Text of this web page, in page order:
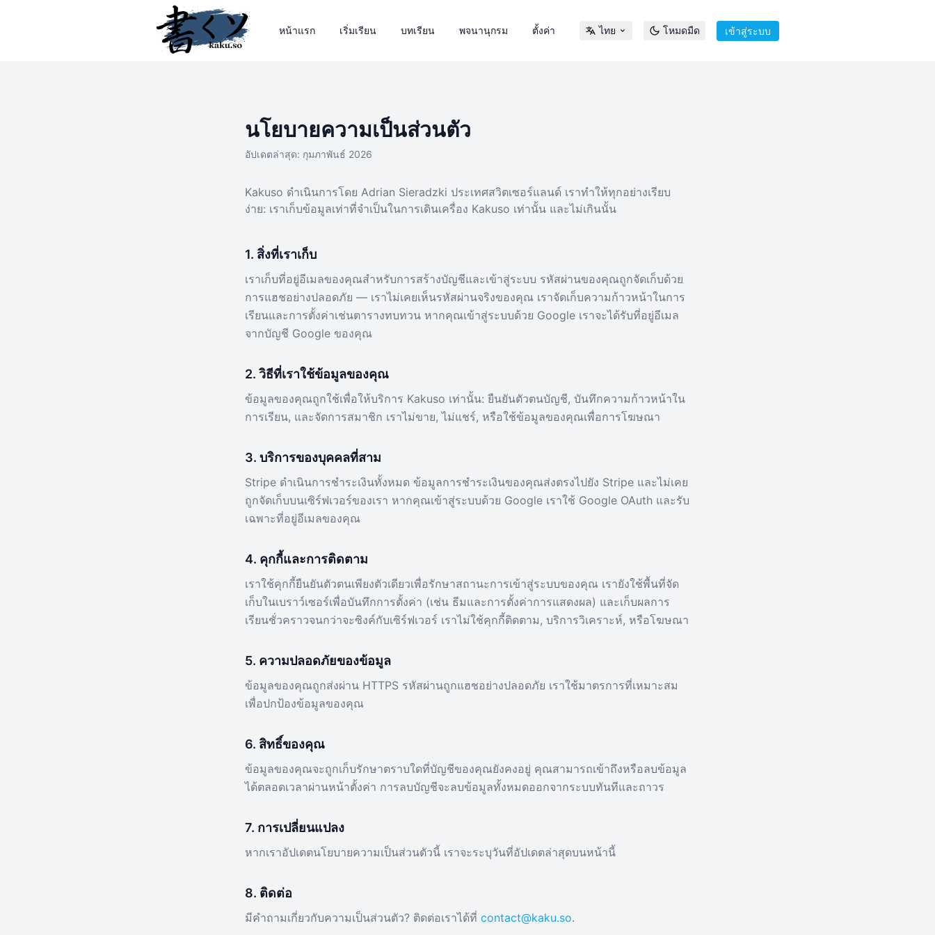
หน้าแรก เริ่มเรียน บทเรียน พจนานุกรม ตั้งค่า ไทย โหมดมืด เข้าสู่ระบบ
นโยบายความเป็นส่วนตัว
อัปเดตล่าสุด: กุมภาพันธ์ 2026
Kakuso ดำเนินการโดย Adrian Sieradzki ประเทศสวิตเซอร์แลนด์ เราทำให้ทุกอย่างเรียบ
ง่าย: เราเก็บข้อมูลเท่าที่จำเป็นในการเดินเครื่อง Kakuso เท่านั้น และไม่เกินนั้น
1. สิ่งที่เราเก็บ
เราเก็บที่อยู่อีเมลของคุณสำหรับการสร้างบัญชีและเข้าสู่ระบบ รหัสผ่านของคุณถูกจัดเก็บด้วย
การแฮชอย่างปลอดภัย — เราไม่เคยเห็นรหัสผ่านจริงของคุณ เราจัดเก็บความก้าวหน้าในการ
เรียนและการตั้งค่าเช่นตารางทบทวน หากคุณเข้าสู่ระบบด้วย Google เราจะได้รับที่อยู่อีเมล
จากบัญชี Google ของคุณ
2. วิธีที่เราใช้ข้อมูลของคุณ
ข้อมูลของคุณถูกใช้เพื่อให้บริการ Kakuso เท่านั้น: ยืนยันตัวตนบัญชี, บันทึกความก้าวหน้าใน
การเรียน, และจัดการสมาชิก เราไม่ขาย, ไม่แชร์, หรือใช้ข้อมูลของคุณเพื่อการโฆษณา
3. บริการของบุคคลที่สาม
Stripe ดำเนินการชำระเงินทั้งหมด ข้อมูลการชำระเงินของคุณส่งตรงไปยัง Stripe และไม่เคย
ถูกจัดเก็บบนเซิร์ฟเวอร์ของเรา หากคุณเข้าสู่ระบบด้วย Google เราใช้ Google OAuth และรับ
เฉพาะที่อยู่อีเมลของคุณ
4. คุกกี้และการติดตาม
เราใช้คุกกี้ยืนยันตัวตนเพียงตัวเดียวเพื่อรักษาสถานะการเข้าสู่ระบบของคุณ เรายังใช้พื้นที่จัด
เก็บในเบราว์เซอร์เพื่อบันทึกการตั้งค่า (เช่น ธีมและการตั้งค่าการแสดงผล) และเก็บผลการ
เรียนชั่วคราวจนกว่าจะซิงค์กับเซิร์ฟเวอร์ เราไม่ใช้คุกกี้ติดตาม, บริการวิเคราะห์, หรือโฆษณา
5. ความปลอดภัยของข้อมูล
ข้อมูลของคุณถูกส่งผ่าน HTTPS รหัสผ่านถูกแฮชอย่างปลอดภัย เราใช้มาตรการที่เหมาะสม
เพื่อปกป้องข้อมูลของคุณ
6. สิทธิ์ของคุณ
ข้อมูลของคุณจะถูกเก็บรักษาตราบใดที่บัญชีของคุณยังคงอยู่ คุณสามารถเข้าถึงหรือลบข้อมูล
ได้ตลอดเวลาผ่านหน้าตั้งค่า การลบบัญชีจะลบข้อมูลทั้งหมดออกจากระบบทันทีและถาวร
7. การเปลี่ยนแปลง
หากเราอัปเดตนโยบายความเป็นส่วนตัวนี้ เราจะระบุวันที่อัปเดตล่าสุดบนหน้านี้
8. ติดต่อ
มีคำถามเกี่ยวกับความเป็นส่วนตัว? ติดต่อเราได้ที่ contact@kaku.so.